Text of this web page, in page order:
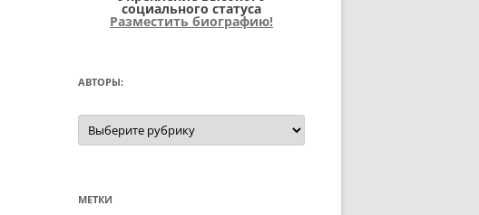
социального статуса
Разместить биографию!
АВТОРЫ:
Авторы:
МЕТКИ